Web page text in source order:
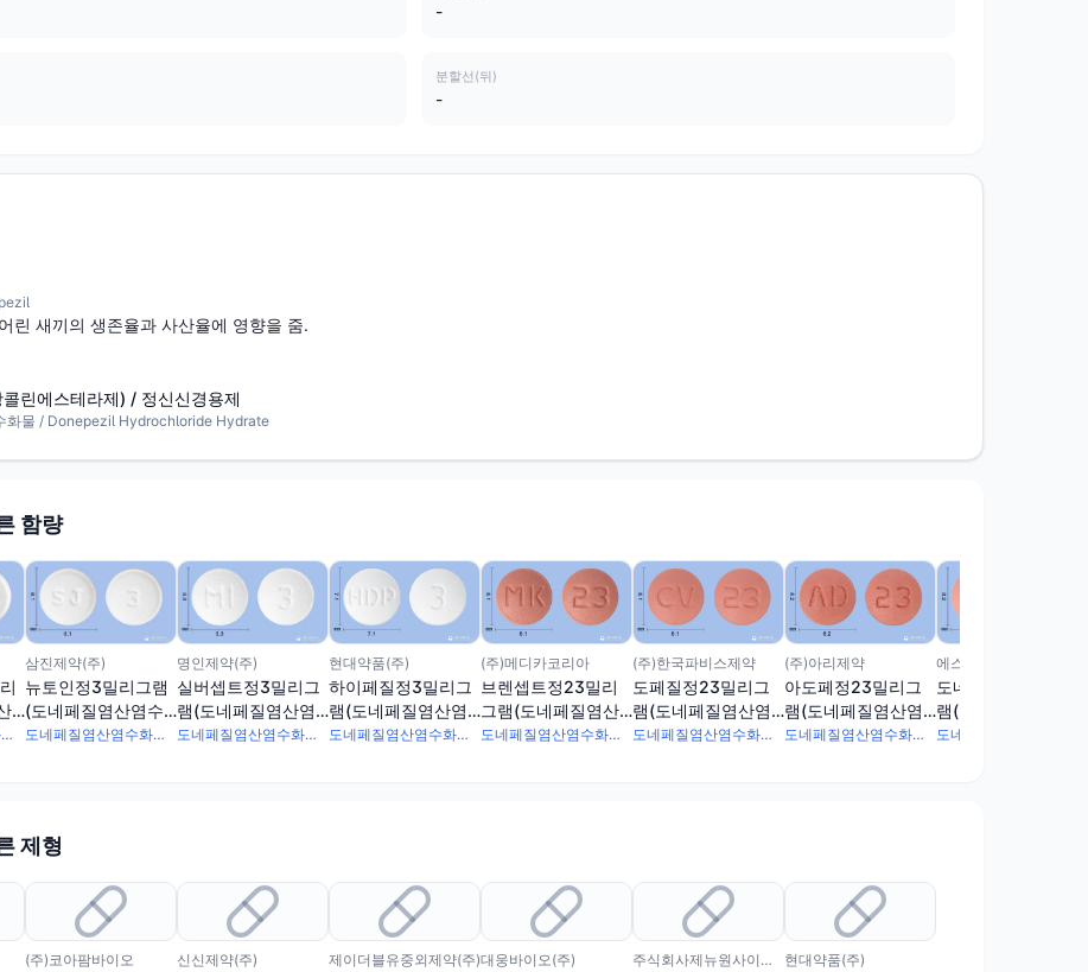
-
분할선(뒤)
-
린 새끼의 생존율과 사산율에 영향을 줌.
린에스테라제) / 정신신경용제
화물 / Donepezil Hydrochloride Hydrate
함량
도네페질염산염수화물 5.22mg
삼진제약(주)
뉴토인정3밀리그램
(도네페질염산염수
화물)
도네페질염산염수화물 3.129mg
명인제약(주)
실버셉트정3밀리그
램(도네페질염산염
수화물)
도네페질염산염수화물 3.13mg
현대약품(주)
하이페질정3밀리그
램(도네페질염산염
수화물)
도네페질염산염수화물 3.13mg
(주)메디카코리아
브렌셉트정23밀리
그램(도네페질염산
염수화물)
도네페질염산염수화물 24mg
(주)한국파비스제약
도페질정23밀리그
램(도네페질염산염
수화물)
도네페질염산염수화물 24mg
(주)아리제약
아도페정23밀리그
램(도네페질염산염
수화물)
도네페질염산염수화물 24mg
에스에스팜(주)
도네쿨정23밀리그
램(도네페질염산염
수화물)
제형
(주)코아팜바이오 신신제약(주) 제이더블유중외제약(주)대웅바이오(주) 주식회사제뉴원사이언스 현대약품(주)